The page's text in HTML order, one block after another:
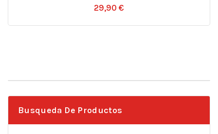
29,90 €
Busqueda De Productos